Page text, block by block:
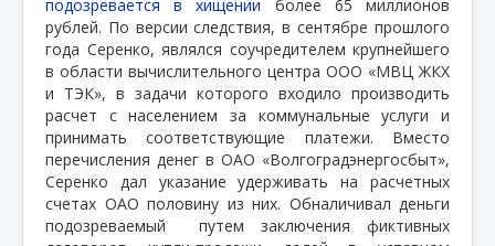
подозревается в хищении более 65 миллионов
рублей. По версии следствия, в сентябре прошлого
года Серенко, являлся соучредителем крупнейшего
в области вычислительного центра ООО «МВЦ ЖКХ
и ТЭК», в задачи которого входило производить
расчет с населением за коммунальные услуги и
принимать соответствующие платежи. Вместо
перечисления денег в ОАО «Волгоградэнергосбыт»,
Серенко дал указание удерживать на расчетных
счетах ОАО половину из них. Обналичивал деньги
подозреваемый путем заключения фиктивных